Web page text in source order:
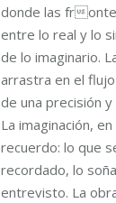
donde las fr
entre lo real y lo
de lo imaginario.
arrastra en el
de una precisión
La imaginación,
recuerdo: lo que
recordado, lo
entrevisto. La